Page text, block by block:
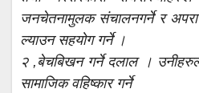
जनचेतनामुलक संचालनगर्ने र
ल्याउन सहयोग गर्ने ।
२ ,बेचबिखन गर्ने दलाल ।
सामाजिक वहिष्कार गर्ने